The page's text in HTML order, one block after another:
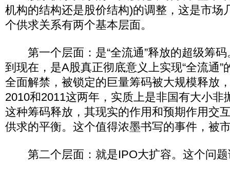
机构的结构还是股价结构)的调整，这是市场
个供求关系有两个基本层面。
第一个层面：是“全流通”释放的超级筹码
到现在，是A股真正彻底意义上实现“全流通”
全面解禁，被锁定的巨量筹码被大规模释放
2010和2011这两年，实质上是非国有大小非
这种筹码释放，其现实的作用和预期作用交
供求的平衡。这个值得浓墨书写的事件，被
第二个层面：就是IPO大扩容。这个问题